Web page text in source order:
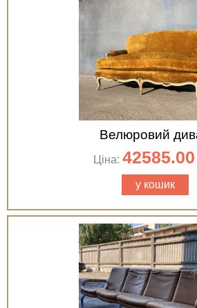
Велюровий
Ціна: 42585.00
у кошик